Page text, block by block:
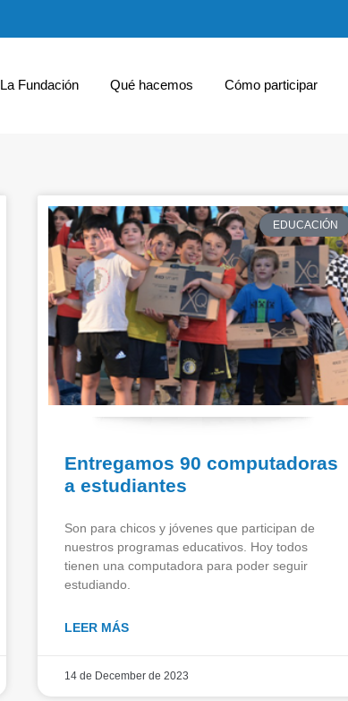
La Fundación Qué hacemos Cómo participar
EDUCACIÓN
Entregamos 90 computadoras
a estudiantes
Son para chicos y jóvenes que participan de
nuestros programas educativos. Hoy todos
tienen una computadora para poder seguir
estudiando.
LEER MÁS
14 de December de 2023